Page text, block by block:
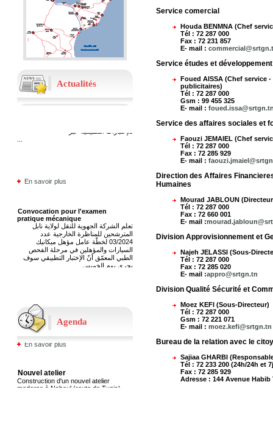
Actualités
En savoir plus
Résultats préliminaires des
examens pratiques
تعلم الشركة الجهوية للنقل لولاية نابل
ميكانيك السيارات (عدد 03/2024)، أنّه
يمكنهم الاطلاع على النتائج الأولية
للإختبارات التطبيقية عبر
pratique mécanique
السيارات والمؤهلين في مرحلة الفحص
الطبي المعمّق أنّ الإختبار التطبيقي سوف
يجري يوم الخميس
Avis de vente aux enchères sous
plis fermés
تعلم الشركة الجهوية لنقل لولاية نابل
العموم أنها تعزم التفويت بالبيع في منقولات
زال الإنتفاع بها بواسطة الظروف المغلقة
، قسطين (02) مفصلين بالجدول أسفله
الإنتفاع بها و غير قابلة لإعادة الإستغلال (
...
Agenda
...
En savoir plus
Construction d'un nouvel atelier
moderne à Nabeul (route de Tunis)....
En savoir plus
Service comercial
Houda BENMNA (Chef
Tél : 72 287 000
Fax : 72 231 857
E- mail :
Service études et développement
Foued AISSA (Chef service
publicitaires)
Tél : 72 287 000
Gsm : 99 455 325
E- mail :
Service des affaires sociales et
Faouzi JEMAIEL (Chef
Tél : 72 287 000
Fax : 72 285 929
E- mail :
Direction des Affaires
Humaines
Mourad JABLOUN
Tél : 72 287 000
Fax : 72 660 001
E- mail :
Division Approvisionnement et
Najeh JELASSI (Sous-
Tél : 72 287 000
Fax : 72 285 020
E- mail :appro@srtgn.tn
Division Qualité Sécurité et
Moez KEFI (Sous-Directeur)
Tél : 72 287 000
Gsm : 72 221 071
E- mail : moez.kefi@srtgn.tn
Bureau de la relation avec le
Sajiaa GHARBI
Tél : 72 233 200 (24h/24h et
Fax : 72 285 929
Adresse : 144 Avenue Habib